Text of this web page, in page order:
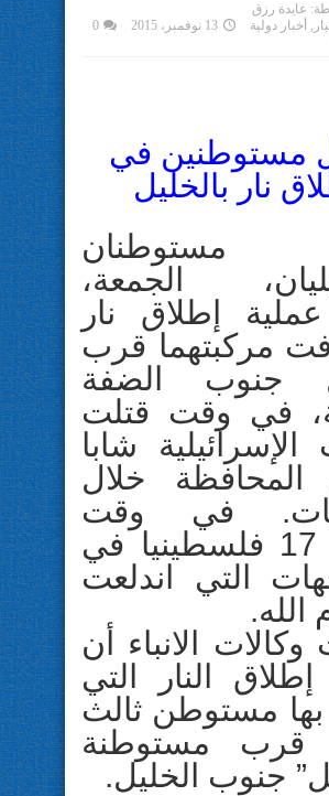
عايدة رزق
, أخبار دولية 13 نوفمبر، 2015
0
مستوطنين في
نار بالخليل
مستوطنان
الجمعة،
إطلاق نار
مركبتهما قرب
جنوب الضفة
في وقت قتلت
الإسرائيلية شابا
خلال
في وقت
أصيب 17 فلسطينيا في
التي اندلعت
الله.
وكالات الانباء أن
النار التي
مستوطن ثالث
قرب مستوطنة
جنوب الخليل.